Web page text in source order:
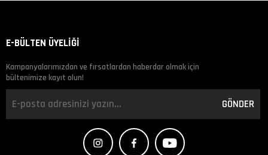
E-BÜLTEN ÜYELİĞİ
Kampanyalarımızdan ve fırsatlardan haberdar olmak için
bültenimize kayıt olun!
GÖNDER